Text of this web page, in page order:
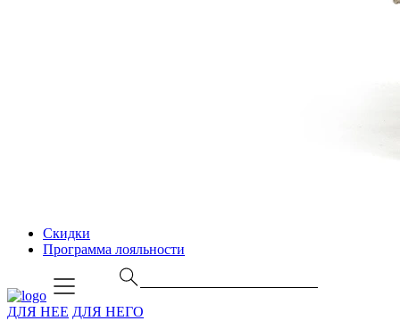
Скидки
Программа лояльности
ДЛЯ НЕЕ ДЛЯ НЕГО